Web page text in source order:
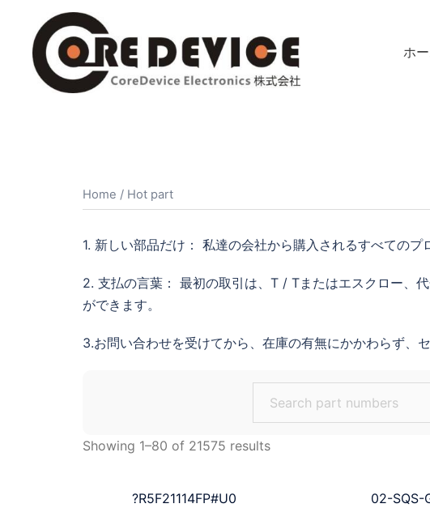
ホ
Home / Hot part
1. 新しい部品だけ： 私達の会社から購入されるすべての
2. 支払の言葉： 最初の取引は、T / Tまたはエスクロー、
ができます。
3.お問い合わせを受けてから、在庫の有無にかかわらず、
Showing 1–80 of 21575 results
?R5F21114FP#U0 02-SQS-